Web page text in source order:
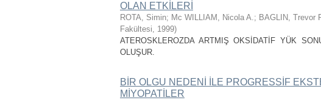
OLAN ETKİLERİ
ROTA, Simin; Mc WILLIAM, Nicola A.; BAGLIN, Trevor
Fakültesi, 1999)
ATEROSKLEROZDA ARTMIŞ OKSİDATİF YÜK
OLUŞUR.
BİR OLGU NEDENİ İLE PROGRESSİF
MİYOPATİLER